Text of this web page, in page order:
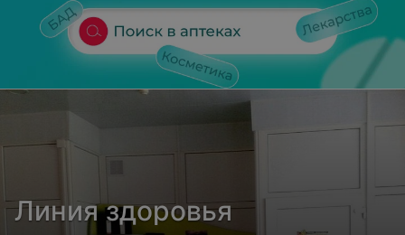
Линия здоровья